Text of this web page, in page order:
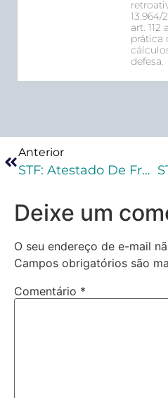
13.964/
art.
prática
defesa.
Anterior
STF: Atestado De Frequência De Ensino A Distância Basta Para Redução De Pena
Deixe um
O seu endereço de e-mail
Campos obrigatórios são
Comentário *